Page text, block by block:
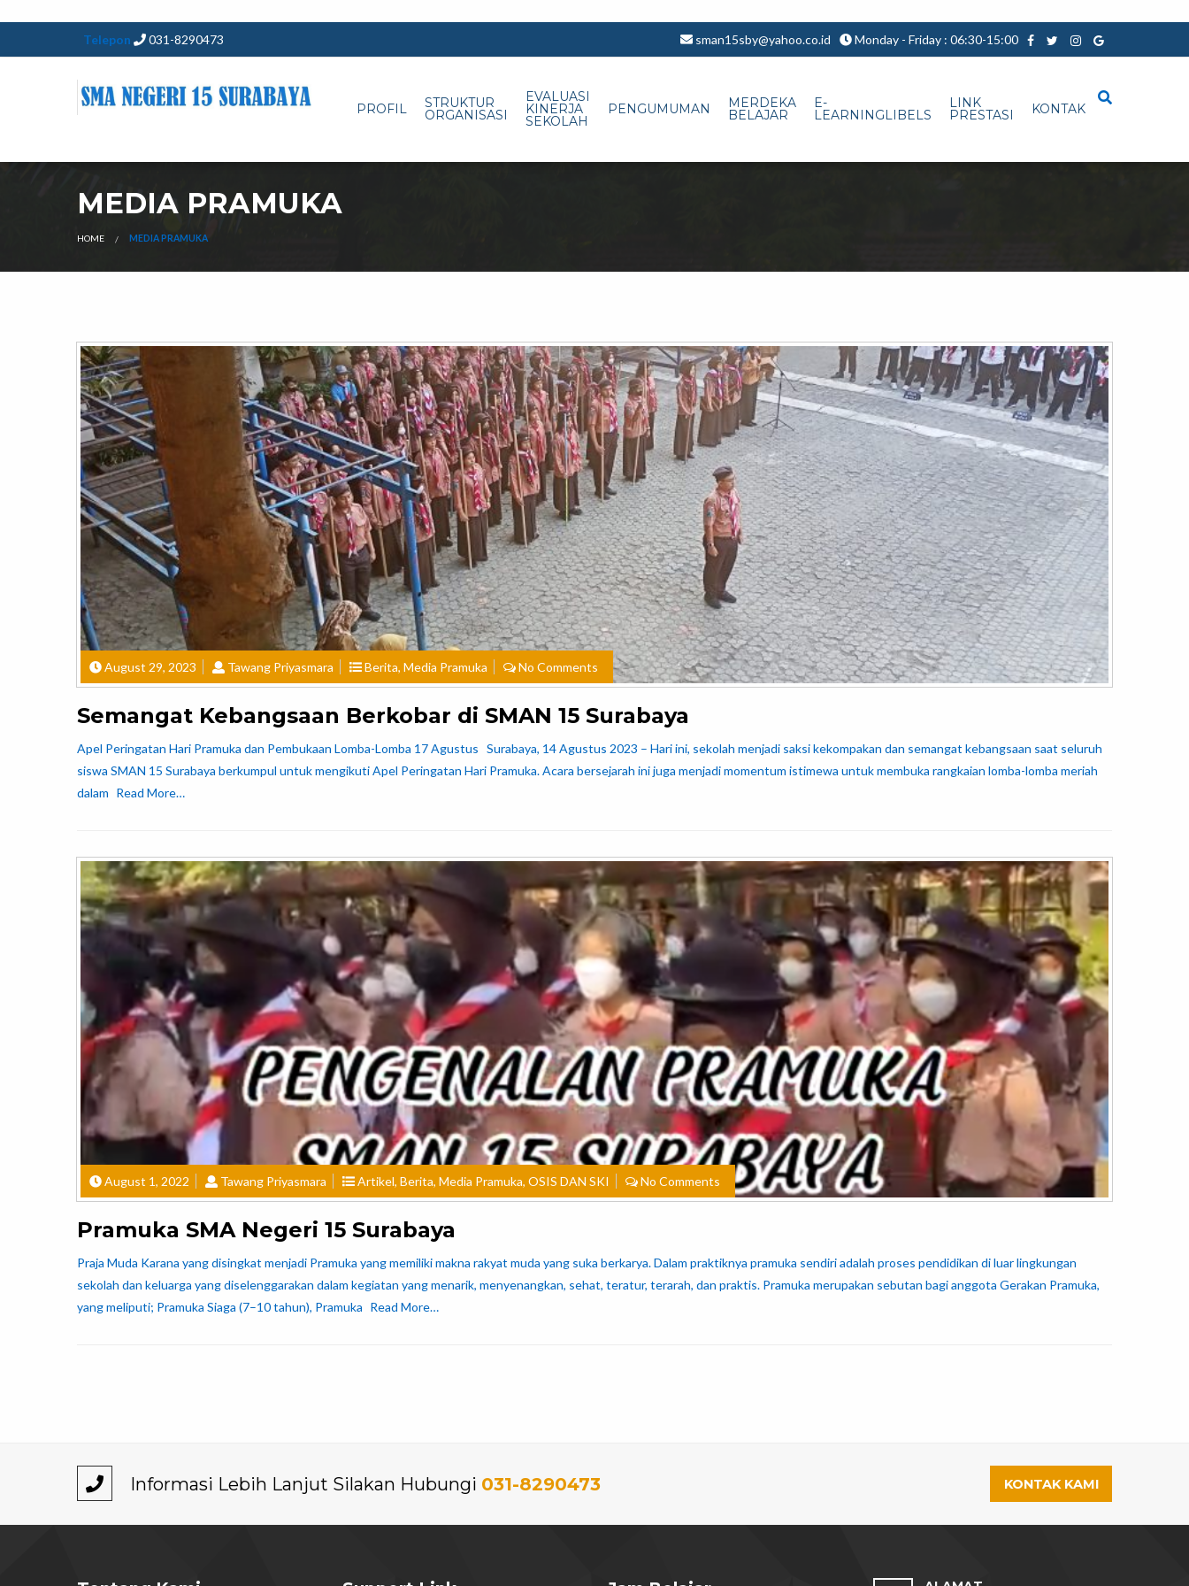
Telepon 031-8290473 sman15sby@yahoo.co.id Monday - Friday : 06:30-15:00
PROFIL STRUKTUR
ORGANISASI
EVALUASI
KINERJA
SEKOLAH
PENGUMUMAN MERDEKA
BELAJAR
E-
LEARNINGLIBELS
LINK
PRESTASI KONTAK
MEDIA PRAMUKA
HOME MEDIA PRAMUKA
August 29, 2023 Tawang Priyasmara Berita, Media Pramuka No Comments
Semangat Kebangsaan Berkobar di SMAN 15 Surabaya
Apel Peringatan Hari Pramuka dan Pembukaan Lomba-Lomba 17 Agustus Surabaya, 14 Agustus 2023 – Hari ini, sekolah menjadi saksi kekompakan dan semangat kebangsaan saat seluruh
siswa SMAN 15 Surabaya berkumpul untuk mengikuti Apel Peringatan Hari Pramuka. Acara bersejarah ini juga menjadi momentum istimewa untuk membuka rangkaian lomba-lomba meriah
dalam Read More…
August 1, 2022 Tawang Priyasmara Artikel, Berita, Media Pramuka, OSIS DAN SKI No Comments
Pramuka SMA Negeri 15 Surabaya
Praja Muda Karana yang disingkat menjadi Pramuka yang memiliki makna rakyat muda yang suka berkarya. Dalam praktiknya pramuka sendiri adalah proses pendidikan di luar lingkungan
sekolah dan keluarga yang diselenggarakan dalam kegiatan yang menarik, menyenangkan, sehat, teratur, terarah, dan praktis. Pramuka merupakan sebutan bagi anggota Gerakan Pramuka,
yang meliputi; Pramuka Siaga (7–10 tahun), Pramuka Read More…
Informasi Lebih Lanjut Silakan Hubungi 031-8290473 KONTAK KAMI